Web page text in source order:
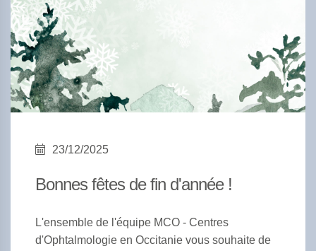
23/12/2025
Bonnes fêtes de fin d'année !
L'ensemble de l'équipe MCO - Centres
d'Ophtalmologie en Occitanie vous souhaite de